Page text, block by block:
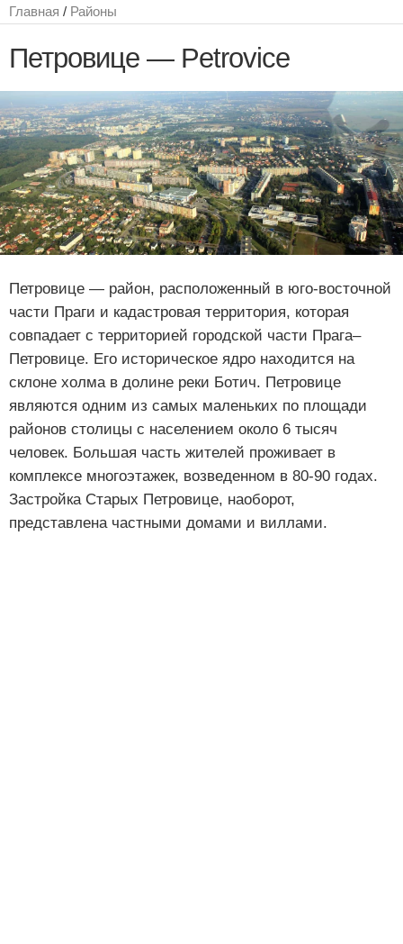
Главная / Районы
Петровице — Petrovice
Петровице — район, расположенный в юго-восточной
части Праги и кадастровая территория, которая
совпадает с территорией городской части Прага–
Петровице. Его историческое ядро находится на
склоне холма в долине реки Ботич. Петровице
являются одним из самых маленьких по площади
районов столицы с населением около 6 тысяч
человек. Большая часть жителей проживает в
комплексе многоэтажек, возведенном в 80-90 годах.
Застройка Старых Петровице, наоборот,
представлена частными домами и виллами.